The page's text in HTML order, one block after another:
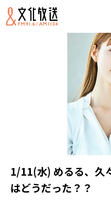
1/11(水) めるる、久
はどうだった？？